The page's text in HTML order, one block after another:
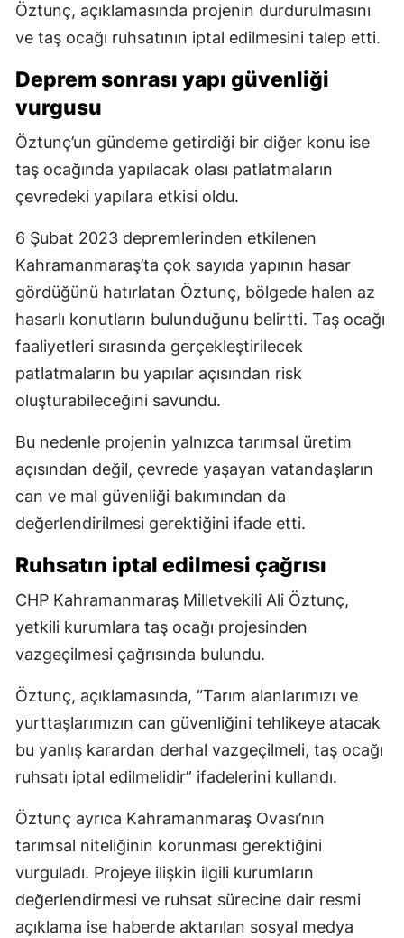
Öztunç, açıklamasında projenin durdurulmasını
ve taş ocağı ruhsatının iptal edilmesini talep etti.
Deprem sonrası yapı güvenliği
vurgusu
Öztunç’un gündeme getirdiği bir diğer konu ise
taş ocağında yapılacak olası patlatmaların
çevredeki yapılara etkisi oldu.
6 Şubat 2023 depremlerinden etkilenen
Kahramanmaraş’ta çok sayıda yapının hasar
gördüğünü hatırlatan Öztunç, bölgede halen az
hasarlı konutların bulunduğunu belirtti. Taş ocağı
faaliyetleri sırasında gerçekleştirilecek
patlatmaların bu yapılar açısından risk
oluşturabileceğini savundu.
Bu nedenle projenin yalnızca tarımsal üretim
açısından değil, çevrede yaşayan vatandaşların
can ve mal güvenliği bakımından da
değerlendirilmesi gerektiğini ifade etti.
Ruhsatın iptal edilmesi çağrısı
CHP Kahramanmaraş Milletvekili Ali Öztunç,
yetkili kurumlara taş ocağı projesinden
vazgeçilmesi çağrısında bulundu.
Öztunç, açıklamasında, “Tarım alanlarımızı ve
yurttaşlarımızın can güvenliğini tehlikeye atacak
bu yanlış karardan derhal vazgeçilmeli, taş ocağı
ruhsatı iptal edilmelidir” ifadelerini kullandı.
Öztunç ayrıca Kahramanmaraş Ovası’nın
tarımsal niteliğinin korunması gerektiğini
vurguladı. Projeye ilişkin ilgili kurumların
değerlendirmesi ve ruhsat sürecine dair resmi
açıklama ise haberde aktarılan sosyal medya